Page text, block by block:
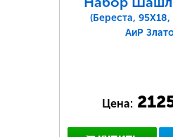
(Береста, 95Х18,
АиР
Цена: